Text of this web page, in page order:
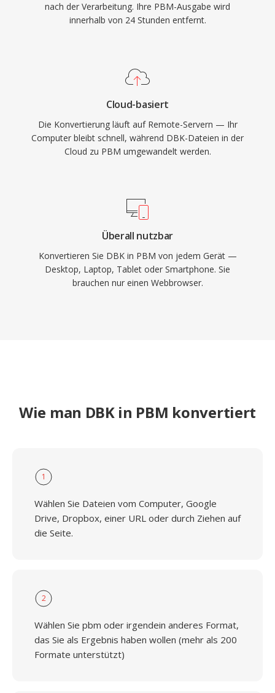
nach der Verarbeitung. Ihre PBM-Ausgabe wird
innerhalb von 24 Stunden entfernt.
Cloud-basiert
Die Konvertierung läuft auf Remote-Servern — Ihr
Computer bleibt schnell, während DBK-Dateien in der
Cloud zu PBM umgewandelt werden.
Überall nutzbar
Konvertieren Sie DBK in PBM von jedem Gerät —
Desktop, Laptop, Tablet oder Smartphone. Sie
brauchen nur einen Webbrowser.
Wie man DBK in PBM konvertiert
1
Wählen Sie Dateien vom Computer, Google
Drive, Dropbox, einer URL oder durch Ziehen auf
die Seite.
2
Wählen Sie pbm oder irgendein anderes Format,
das Sie als Ergebnis haben wollen (mehr als 200
Formate unterstützt)